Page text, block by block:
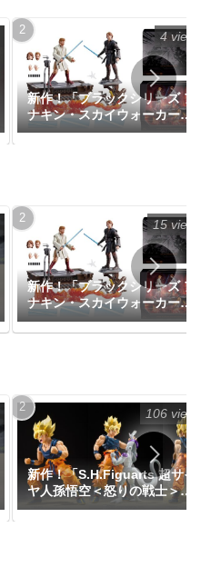
新作！「ブラックシリーズ ア
ナキン・スカイウォーカー＆
オビ＝ワン・ケノービ プレミ
ド3／シスの復讐』
4
新作！「ブラックシリーズ ア
ナキン・スカイウォーカー＆
オビ＝ワン・ケノービ プレミ
アムコレクション」が
ド3／シスの復讐』
15
新作！「S.H.Figuarts 超サイ
ヤ人孫悟空＜怒りの戦士＞」
がプレミアムバンダイで登
106